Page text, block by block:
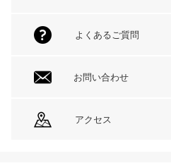
よくあるご質問
お問い合わせ
アクセス